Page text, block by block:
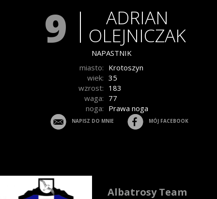
9 ADRIAN
OLEJNICZAK
NAPASTNIK
miasto: Krotoszyn
wiek: 35
wzrost: 183
waga: 77
noga: Prawa noga
NAPISZ DO MNIE MÓJ FACEBOOK
Albatrosy Team